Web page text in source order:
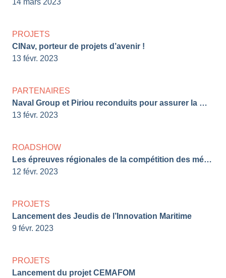
14 mars 2023
PROJETS
CINav, porteur de projets d’avenir !
13 févr. 2023
PARTENAIRES
Naval Group et Piriou reconduits pour assurer la maintenance des BSAOM
13 févr. 2023
ROADSHOW
Les épreuves régionales de la compétition des métiers sont lancées !
12 févr. 2023
PROJETS
Lancement des Jeudis de l’Innovation Maritime
9 févr. 2023
PROJETS
Lancement du projet CEMAFOM